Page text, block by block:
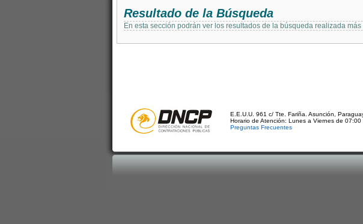
Resultado de la Búsqueda
En esta sección podrán ver los resultados de la búsqueda realizada más
E.E.U.U. 961 c/ Tte. Fariña. Asunción,
Horario de Atención: Lunes a Viernes de
Preguntas Frecuentes